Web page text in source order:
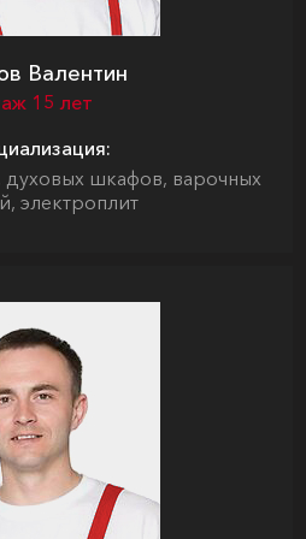
Валентин
15 лет
шкафов, варочных
электроплит